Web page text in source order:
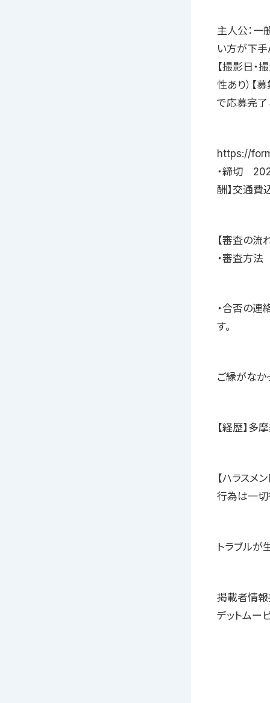
主人公：
い方が下手
【撮影日
性あり）【
で応募完了
https://
・締切
酬】交通費
【審査の流
・審査方法
・合否の
す。
ご縁がなか
【経歴】多
【ハラスメ
行為は一切
トラブルが
掲載者情
デットム